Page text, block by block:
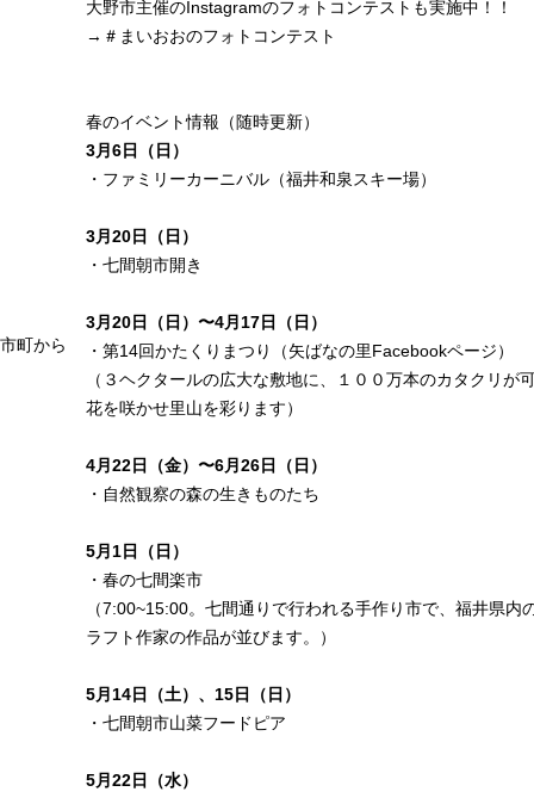
市町から
大野市主催のInstagramのフォトコンテストも実施中！！
→ ＃まいおおのフォトコンテスト
春のイベント情報（随時更新）
3月6日（日）
・ ファミリーカーニバル（福井和泉スキー場）
3月20日（日）
・ 七間朝市開き
3月20日（日）〜4月17日（日）
・ 第14回かたくりまつり
（矢ばなの里Facebookページ）
（３ヘクタールの広大な敷地に、１００万本のカタクリが
花を咲かせ里山を彩ります）
4月22日（金）〜6月26日（日）
・自然観察の森の生きものたち
5月1日（日）
・春の七間楽市
（7:00~15:00。七間通りで行われる手作り市で、福井県内
ラフト作家の作品が並びます。）
5月14日（土）、15日（日）
・ 七間朝市山菜フードピア
5月22日（水）